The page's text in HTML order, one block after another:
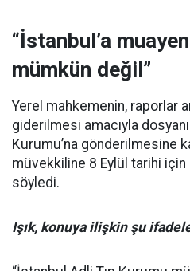
“İstanbul’a
mümkün değil”
Yerel mahkemenin, raporlar
giderilmesi amacıyla
Kurumu’na gönderilmesine
müvekkiline 8 Eylül tarihi
söyledi.
Işık, konuya ilişkin şu